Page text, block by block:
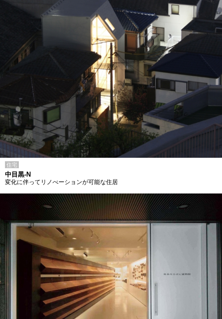
住宅
中目黒-N
変化に伴ってリノべーションが可能な住居